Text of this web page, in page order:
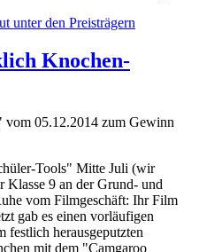
unter den Preisträgern
Knochen-
vom 05.12.2014 zum Gewinn
Tools" Mitte Juli (wir
Klasse 9 an der Grund- und
vom Filmgeschäft: Ihr Film
gab es einen vorläufigen
herausgeputzten
mit dem "Camgaroo